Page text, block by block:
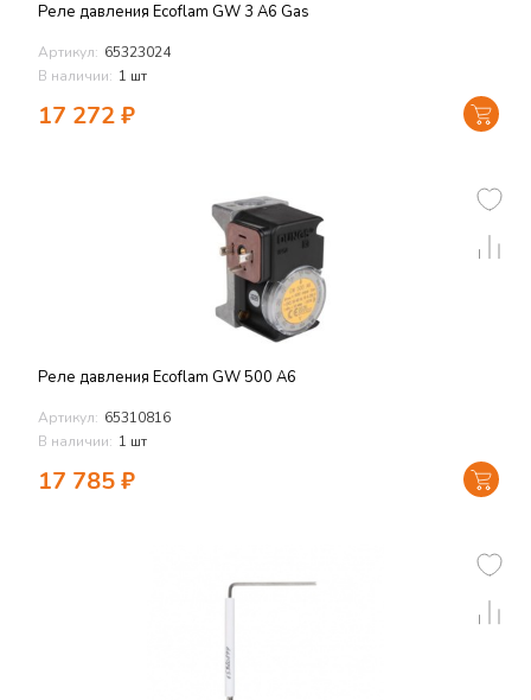
Реле давления Ecoflam GW 3 A6 Gas
Артикул: 65323024
В наличии: 1 шт
17 272₽
Реле давления Ecoflam GW 500 A6
Артикул: 65310816
В наличии: 1 шт
17 785₽